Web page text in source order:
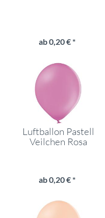
ab 0,20 € *
Luftballon Pastell
Veilchen Rosa
ab 0,20 € *